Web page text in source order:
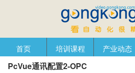
首页 培训课程 产业动态
产品在线
自动化播客
PcVue通讯配置2-OPC